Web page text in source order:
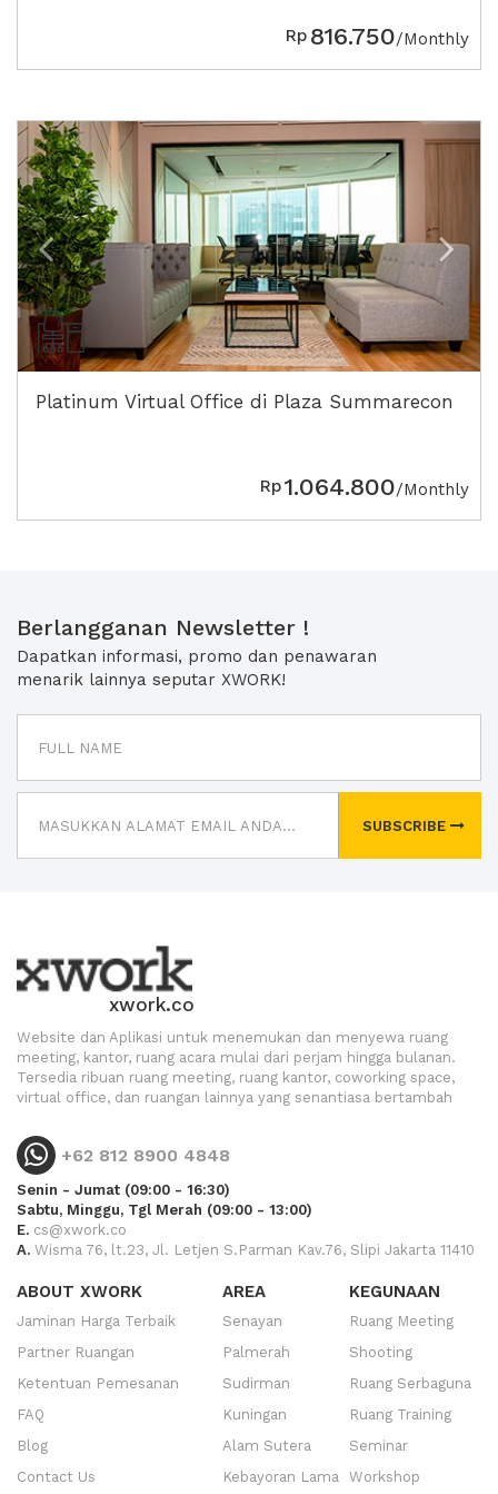
Rp 816.750/Monthly
Previous Next
Platinum Virtual Office di Plaza Summarecon
Rp1.064.800/Monthly
Berlangganan Newsletter !
Dapatkan informasi, promo dan penawaran
menarik lainnya seputar XWORK!
SUBSCRIBE
xwork.co
Website dan Aplikasi untuk menemukan dan menyewa ruang
meeting, kantor, ruang acara mulai dari perjam hingga bulanan.
Tersedia ribuan ruang meeting, ruang kantor, coworking space,
virtual office, dan ruangan lainnya yang senantiasa bertambah
+62 812 8900 4848
Senin - Jumat (09:00 - 16:30)
Sabtu, Minggu, Tgl Merah (09:00 - 13:00)
E. cs@xwork.co
A. Wisma 76, lt.23, Jl. Letjen S.Parman Kav.76, Slipi Jakarta 11410
ABOUT XWORK
Jaminan Harga Terbaik
Partner Ruangan
Ketentuan Pemesanan
FAQ
Blog
Contact Us
AREA
Senayan
Palmerah
Sudirman
Kuningan
Alam Sutera
Kebayoran Lama
KEGUNAAN
Ruang Meeting
Shooting
Ruang Serbaguna
Ruang Training
Seminar
Workshop